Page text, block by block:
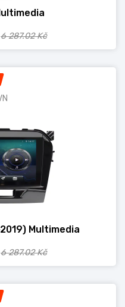
6 287.02 Kč
Multimedia
6 287.02 Kč